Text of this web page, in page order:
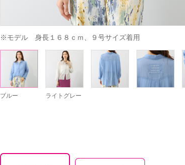
※モデル　身長１６８ｃｍ、９号サイズ着用
ブルー ライトグレー